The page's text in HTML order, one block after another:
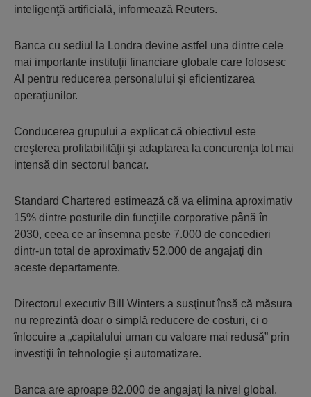
inteligenţă artificială, informează Reuters.
Banca cu sediul la Londra devine astfel una dintre cele
mai importante instituţii financiare globale care folosesc
AI pentru reducerea personalului şi eficientizarea
operaţiunilor.
Conducerea grupului a explicat că obiectivul este
creşterea profitabilităţii şi adaptarea la concurenţa tot mai
intensă din sectorul bancar.
Standard Chartered estimează că va elimina aproximativ
15% dintre posturile din funcţiile corporative până în
2030, ceea ce ar însemna peste 7.000 de concedieri
dintr-un total de aproximativ 52.000 de angajaţi din
aceste departamente.
Directorul executiv Bill Winters a susţinut însă că măsura
nu reprezintă doar o simplă reducere de costuri, ci o
înlocuire a „capitalului uman cu valoare mai redusă” prin
investiţii în tehnologie şi automatizare.
Banca are aproape 82.000 de angajaţi la nivel global.